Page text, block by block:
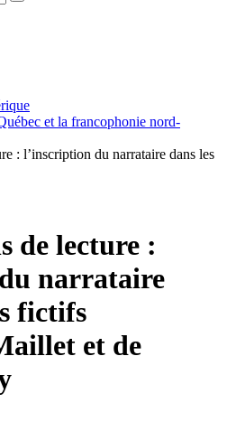
et la francophonie nord-
: l’inscription du narrataire dans les
de lecture :
narrataire
fictifs
et de